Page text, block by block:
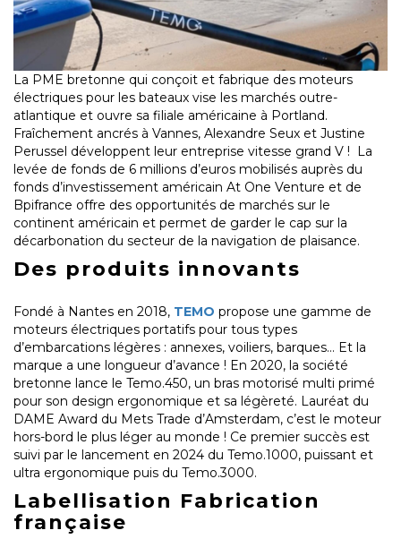
La PME bretonne qui conçoit et fabrique des moteurs
électriques pour les bateaux vise les marchés outre-
atlantique et ouvre sa filiale américaine à Portland.
Fraîchement ancrés à Vannes, Alexandre Seux et Justine
Perussel développent leur entreprise vitesse grand V ! La
levée de fonds de 6 millions d’euros mobilisés auprès du
fonds d’investissement américain At One Venture et de
Bpifrance offre des opportunités de marchés sur le
continent américain et permet de garder le cap sur la
décarbonation du secteur de la navigation de plaisance.
Des produits innovants
Fondé à Nantes en 2018, TEMO propose une gamme de
moteurs électriques portatifs pour tous types
d’embarcations légères : annexes, voiliers, barques… Et la
marque a une longueur d’avance ! En 2020, la société
bretonne lance le Temo.450, un bras motorisé multi primé
pour son design ergonomique et sa légèreté. Lauréat du
DAME Award du Mets Trade d’Amsterdam, c’est le moteur
hors-bord le plus léger au monde ! Ce premier succès est
suivi par le lancement en 2024 du Temo.1000, puissant et
ultra ergonomique puis du Temo.3000.
Labellisation Fabrication
française